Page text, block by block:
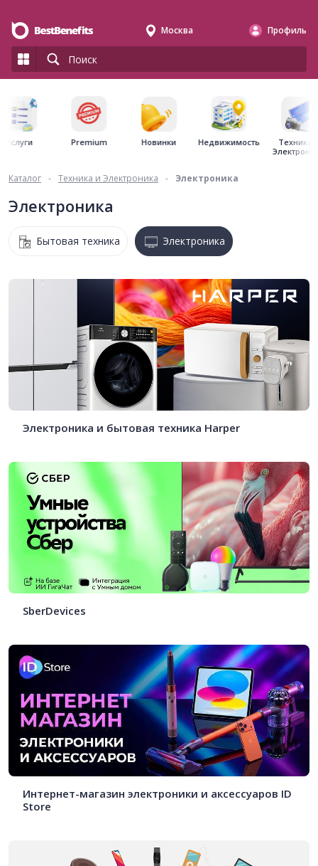
Москва Профиль
Услуги Premium Новинки Недвижимость
Техника
Каталог - Техника и Электроника - Электроника
Электроника
Бытовая техника Электроника
Электроника и бытовая техника Harper
SberDevices
Интернет-магазин электроники и аксессуаров ID
Store